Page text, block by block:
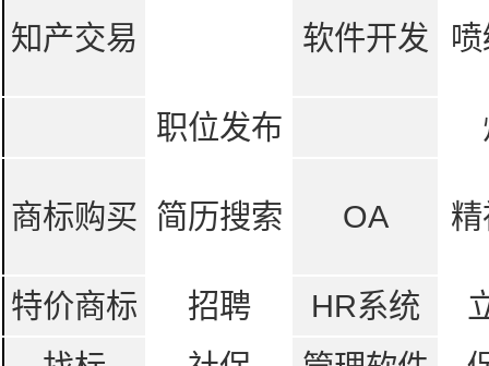
知产交易 软件开发
职位发布
商标购买 简历搜索 OA
特价商标 招聘 HR系统